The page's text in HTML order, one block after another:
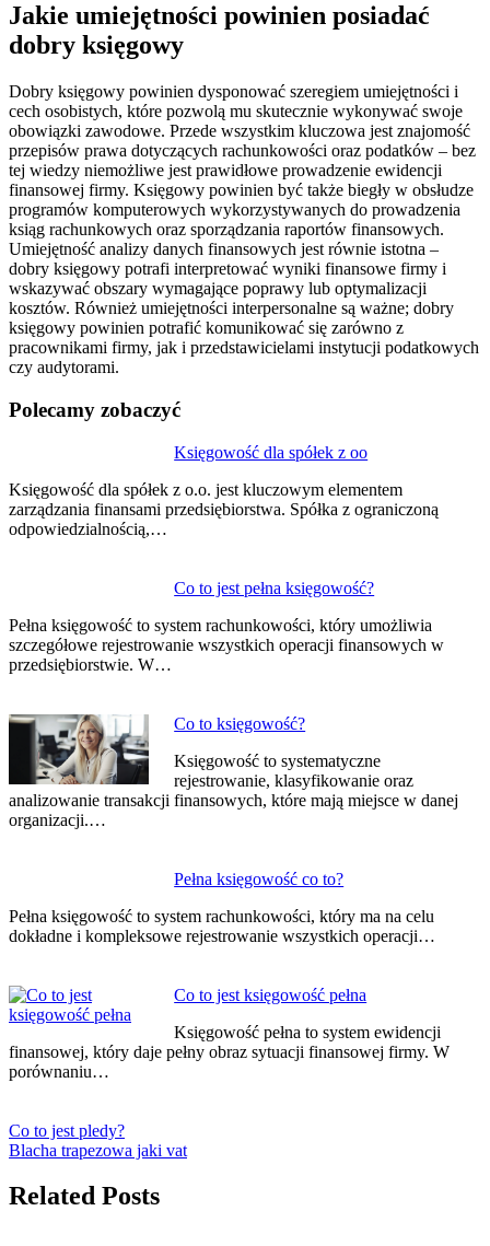
Jakie umiejętności powinien posiadać
dobry księgowy
Dobry księgowy powinien dysponować szeregiem umiejętności i
cech osobistych, które pozwolą mu skutecznie wykonywać swoje
obowiązki zawodowe. Przede wszystkim kluczowa jest znajomość
przepisów prawa dotyczących rachunkowości oraz podatków – bez
tej wiedzy niemożliwe jest prawidłowe prowadzenie ewidencji
finansowej firmy. Księgowy powinien być także biegły w obsłudze
programów komputerowych wykorzystywanych do prowadzenia
ksiąg rachunkowych oraz sporządzania raportów finansowych.
Umiejętność analizy danych finansowych jest równie istotna –
dobry księgowy potrafi interpretować wyniki finansowe firmy i
wskazywać obszary wymagające poprawy lub optymalizacji
kosztów. Również umiejętności interpersonalne są ważne; dobry
księgowy powinien potrafić komunikować się zarówno z
pracownikami firmy, jak i przedstawicielami instytucji podatkowych
czy audytorami.
Polecamy zobaczyć
Księgowość dla spółek z oo
Księgowość dla spółek z o.o. jest kluczowym elementem
zarządzania finansami przedsiębiorstwa. Spółka z ograniczoną
odpowiedzialnością,…
Co to jest pełna księgowość?
Pełna księgowość to system rachunkowości, który umożliwia
szczegółowe rejestrowanie wszystkich operacji finansowych w
przedsiębiorstwie. W…
Co to księgowość?
Księgowość to systematyczne
rejestrowanie, klasyfikowanie oraz
analizowanie transakcji finansowych, które mają miejsce w danej
organizacji.…
Pełna księgowość co to?
Pełna księgowość to system rachunkowości, który ma na celu
dokładne i kompleksowe rejestrowanie wszystkich operacji…
Co to jest księgowość pełna
Księgowość pełna to system ewidencji
finansowej, który daje pełny obraz sytuacji finansowej firmy. W
porównaniu…
wpisu
Co to jest pledy?
Blacha trapezowa jaki vat
Related Posts